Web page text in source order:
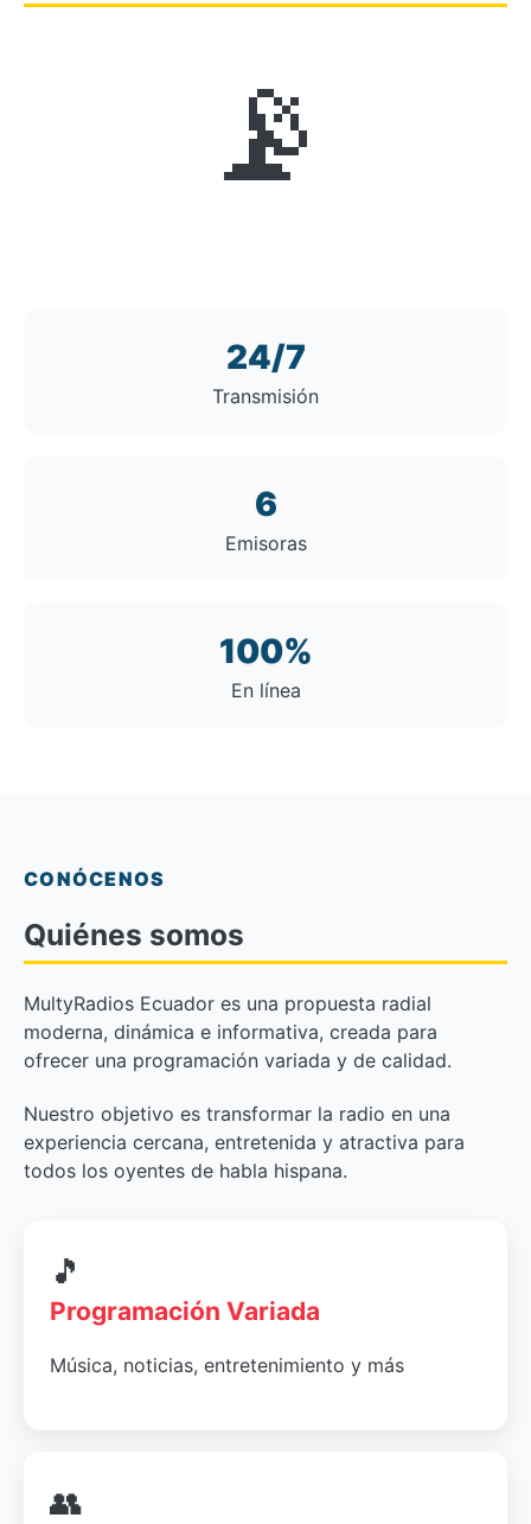
📡
24/7
Transmisión
6
Emisoras
100%
En línea
CONÓCENOS
Quiénes somos
MultyRadios Ecuador es una propuesta radial
moderna, dinámica e informativa, creada para
ofrecer una programación variada y de calidad.
Nuestro objetivo es transformar la radio en una
experiencia cercana, entretenida y atractiva para
todos los oyentes de habla hispana.
🎵
Programación Variada
Música, noticias, entretenimiento y más
👥